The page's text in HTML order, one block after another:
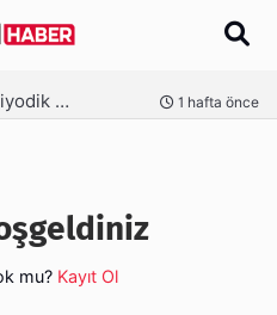
Su Arıtma Sistemlerinde Periyodik Bakım Neden Kritik? 1 hafta önce
mu? Kayıt Ol